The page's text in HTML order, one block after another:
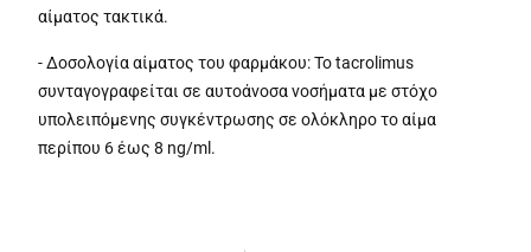
αίματος τακτικά.
- Δοσολογία αίματος του φαρμάκου: Το tacrolimus
συνταγογραφείται σε αυτοάνοσα νοσήματα με στόχο
υπολειπόμενης συγκέντρωσης σε ολόκληρο το αίμα
περίπου 6 έως 8 ng/ml.